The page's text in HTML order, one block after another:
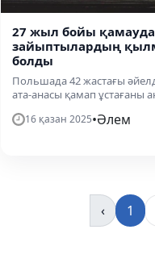
27 жыл бойы қамауда
зайыптылардың
болды
Польшада 42 жастағы
ата-анасы қамап ұстағаны
16 қазан 2025•Әлем
‹ 1